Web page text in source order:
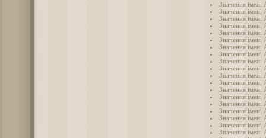
Значення імені
Значення імені
Значення імені
Значення імені
Значення імені
Значення імені
Значення імені
Значення імені
Значення імені
Значення імені
Значення імені
Значення імені
Значення імені
Значення імені
Значення імені
Значення імені
Значення імені
Значення імені
Значення імені